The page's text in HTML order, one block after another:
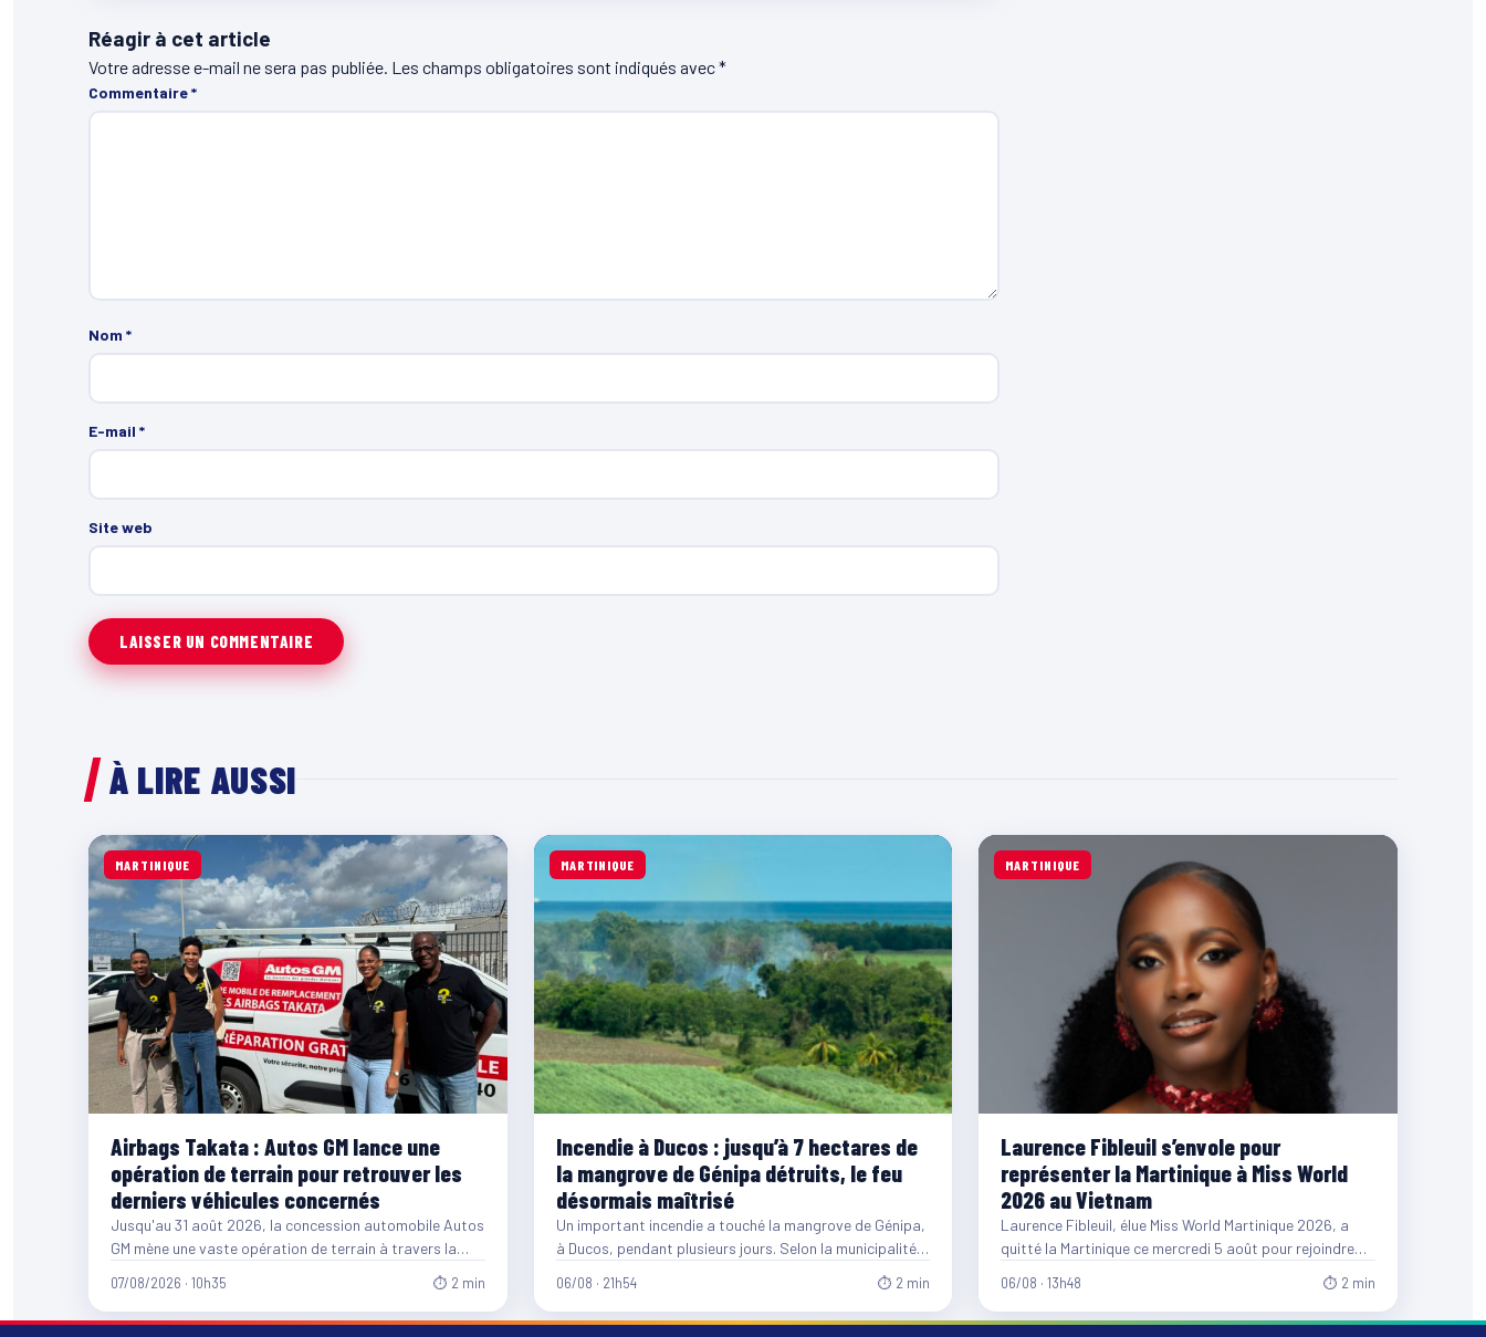
Réagir à cet article
Votre adresse e-mail ne sera pas publiée. Les champs obligatoires sont indiqués avec*
Commentaire*
Nom *
E-mail *
Site web
À LIRE AUSSI
MARTINIQUE
Airbags Takata : Autos GM lance une
opération de terrain pour retrouver les
derniers véhicules concernés
Jusqu'au 31 août 2026, la concession automobile Autos
GM mène une vaste opération de terrain à travers la…
07/08/2026 · 10h35 ⏱ 2 min
MARTINIQUE
Incendie à Ducos : jusqu’à 7 hectares de
la mangrove de Génipa détruits, le feu
désormais maîtrisé
Un important incendie a touché la mangrove de Génipa,
à Ducos, pendant plusieurs jours. Selon la municipalité,
06/08 · 21h54 ⏱ 2 min
MARTINIQUE
Laurence Fibleuil s’envole pour
représenter la Martinique à Miss World
2026 au Vietnam
Laurence Fibleuil, élue Miss World Martinique 2026, a
quitté la Martinique ce mercredi 5 août pour rejoindre
06/08 · 13h48 ⏱ 2 min